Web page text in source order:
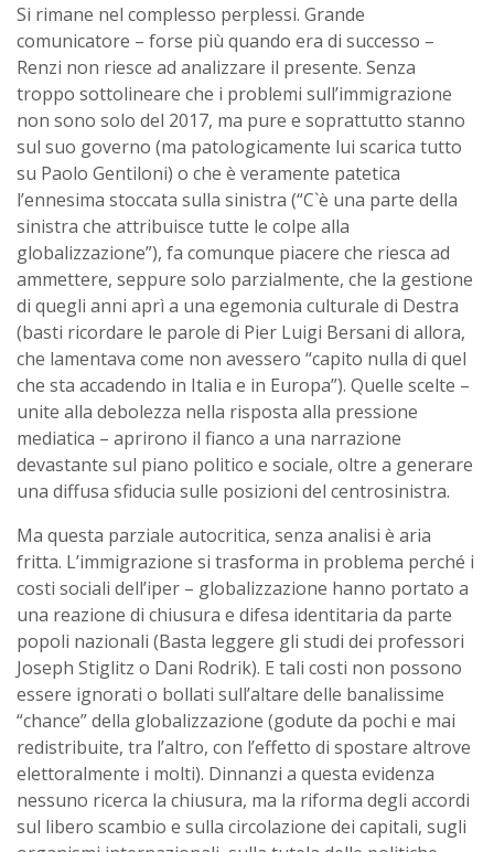
Si rimane nel complesso perplessi. Grande
comunicatore – forse più quando era di successo –
Renzi non riesce ad analizzare il presente. Senza
troppo sottolineare che i problemi sull’immigrazione
non sono solo del 2017, ma pure e soprattutto stanno
sul suo governo (ma patologicamente lui scarica tutto
su Paolo Gentiloni) o che è veramente patetica
l’ennesima stoccata sulla sinistra (“C`è una parte della
sinistra che attribuisce tutte le colpe alla
globalizzazione”), fa comunque piacere che riesca ad
ammettere, seppure solo parzialmente, che la gestione
di quegli anni aprì a una egemonia culturale di Destra
(basti ricordare le parole di Pier Luigi Bersani di allora,
che lamentava come non avessero “capito nulla di quel
che sta accadendo in Italia e in Europa”). Quelle scelte –
unite alla debolezza nella risposta alla pressione
mediatica – aprirono il fianco a una narrazione
devastante sul piano politico e sociale, oltre a generare
una diffusa sfiducia sulle posizioni del centrosinistra.
Ma questa parziale autocritica, senza analisi è aria
fritta. L’immigrazione si trasforma in problema perché i
costi sociali dell’iper – globalizzazione hanno portato a
una reazione di chiusura e difesa identitaria da parte
popoli nazionali (Basta leggere gli studi dei professori
Joseph Stiglitz o Dani Rodrik). E tali costi non possono
essere ignorati o bollati sull’altare delle banalissime
“chance” della globalizzazione (godute da pochi e mai
redistribuite, tra l’altro, con l’effetto di spostare altrove
elettoralmente i molti). Dinnanzi a questa evidenza
nessuno ricerca la chiusura, ma la riforma degli accordi
sul libero scambio e sulla circolazione dei capitali, sugli